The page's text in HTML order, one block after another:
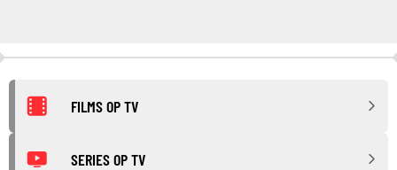
FILMS OP TV
SERIES OP TV